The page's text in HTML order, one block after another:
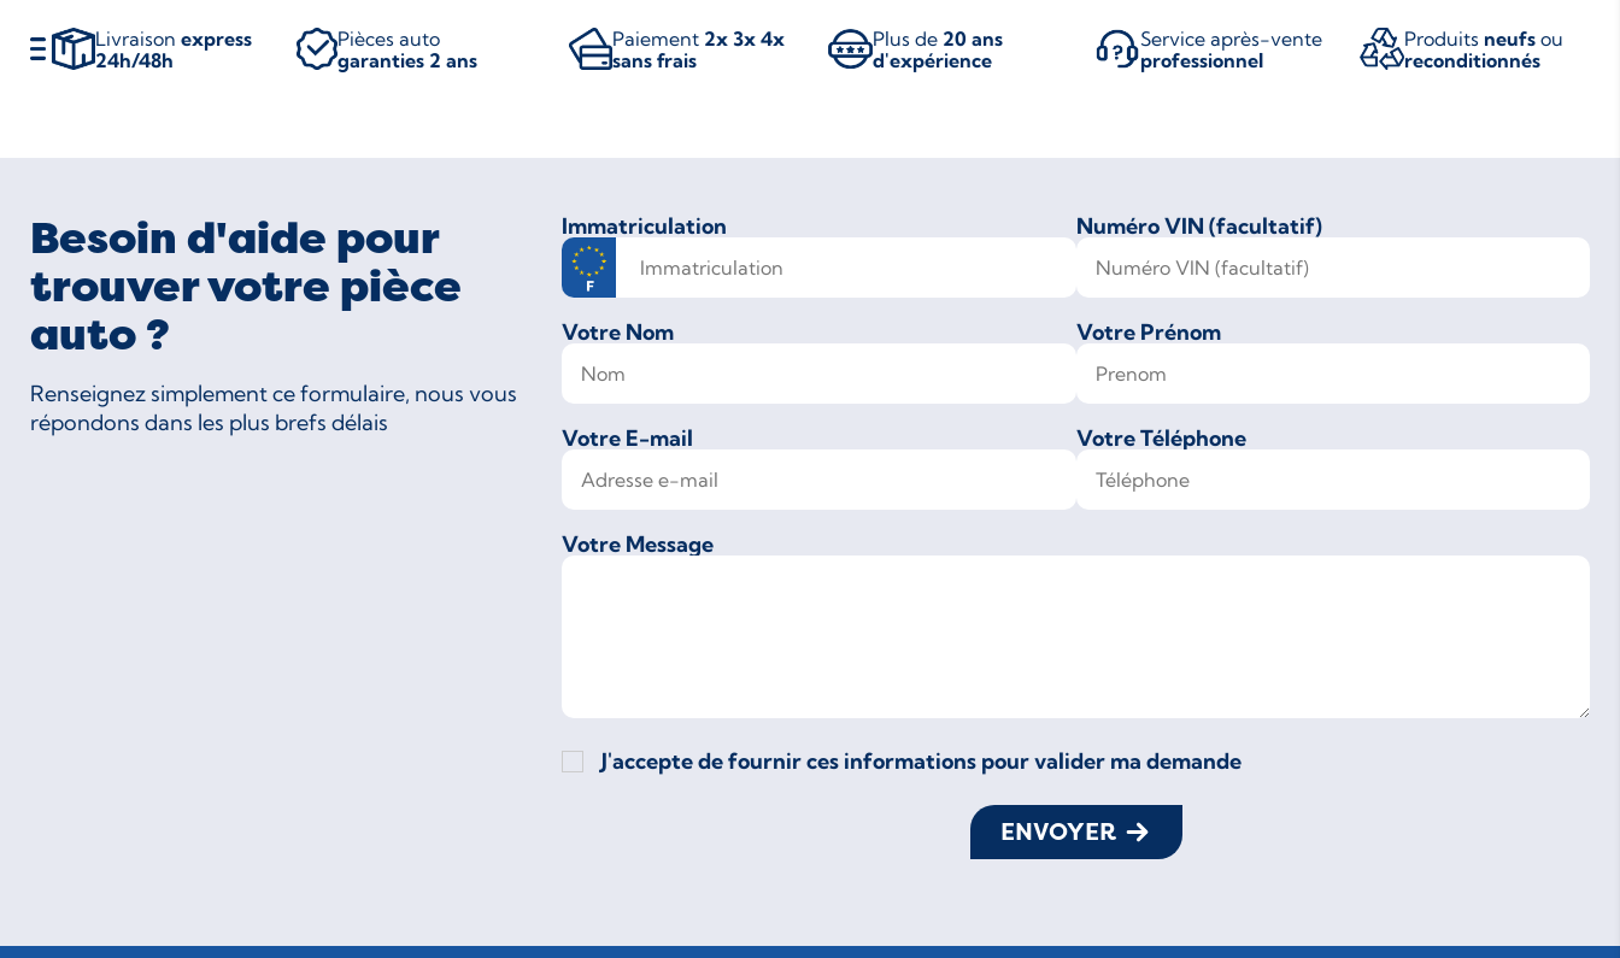
Livraison express
24h/48h
Pièces auto
garanties 2 ans
Paiement 2x 3x 4x
sans frais
Plus de 20 ans
d'expérience
Service après-vente
professionnel
Produits neufs ou
reconditionnés
Besoin d'aide pour
trouver votre pièce
auto ?
Renseignez simplement ce formulaire, nous vous
répondons dans les plus brefs délais
Immatriculation Numéro VIN (facultatif)
Votre Nom Votre Prénom
Votre E-mail Votre Téléphone
Votre Message
J'accepte de fournir ces informations pour valider ma demande
ENVOYER